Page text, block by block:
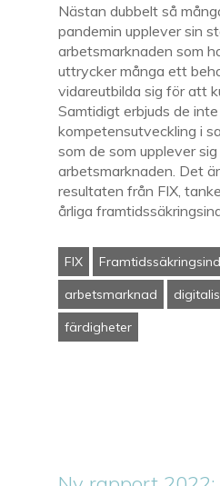
Nästan dubbelt så
pandemin upplever sin
arbetsmarknaden som
uttrycker många ett
vidareutbilda sig för att
Samtidigt erbjuds de inte
kompetensutveckling i
som de som upplever
arbetsmarknaden. Det
resultaten från FIX,
årliga
FIX
arbetsmarknad
färdigheter